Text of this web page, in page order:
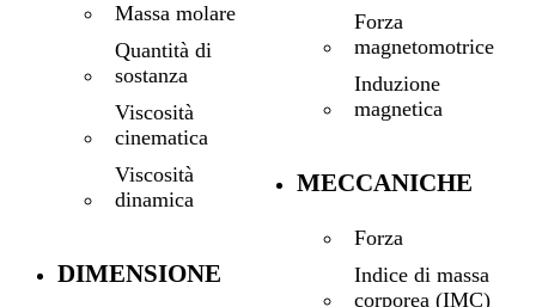
Massa molare
Quantità di
sostanza
Viscosità
cinematica
Viscosità
dinamica
DIMENSIONE
Forza
magnetomotrice
Induzione
magnetica
MECCANICHE
Forza
Indice di massa
corporea (IMC)